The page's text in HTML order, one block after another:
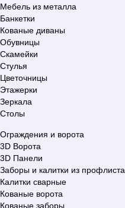
Мебель из металла
Банкетки
Кованые диваны
Обувницы
Скамейки
Стулья
Цветочницы
Этажерки
Зеркала
Столы
Ограждения и ворота
3D Ворота
3D Панели
Заборы и калитки из профлиста
Калитки сварные
Кованые ворота
Кованые заборы